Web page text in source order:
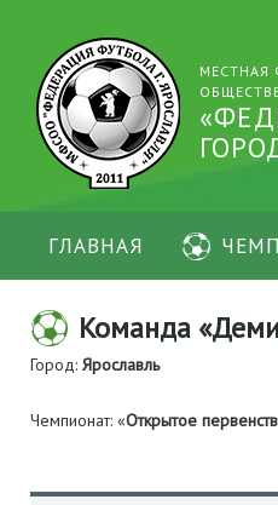
МЕСТНАЯ
ГЛАВНАЯ
Команда
Город: Ярославль
Чемпионат: «Открытое